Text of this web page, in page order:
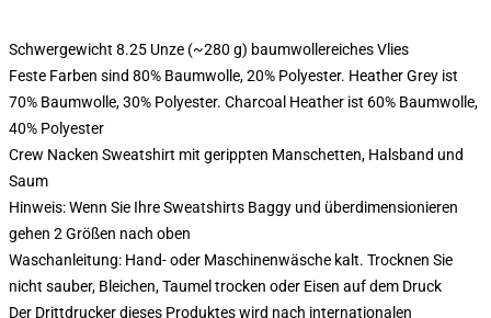
Schwergewicht 8.25 Unze (~280 g) baumwollereiches Vlies
Feste Farben sind 80% Baumwolle, 20% Polyester. Heather Grey ist
70% Baumwolle, 30% Polyester. Charcoal Heather ist 60% Baumwolle,
40% Polyester
Crew Nacken Sweatshirt mit gerippten Manschetten, Halsband und
Saum
Hinweis: Wenn Sie Ihre Sweatshirts Baggy und überdimensionieren
gehen 2 Größen nach oben
Waschanleitung: Hand- oder Maschinenwäsche kalt. Trocknen Sie
nicht sauber, Bleichen, Taumel trocken oder Eisen auf dem Druck
Der Drittdrucker dieses Produktes wird nach internationalen